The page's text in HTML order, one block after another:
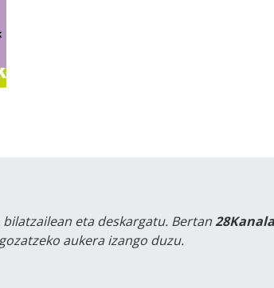
eta deskargatu. Bertan
aukera izango duzu.